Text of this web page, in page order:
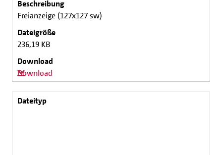
Freianzeige (127x127 sw)
236,19 KB
Download